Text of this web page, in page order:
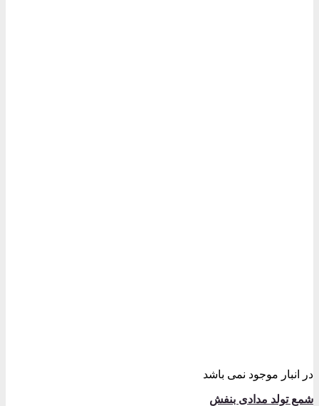
در انبار موجود نمی باشد
شمع تولد مدادی بنفش